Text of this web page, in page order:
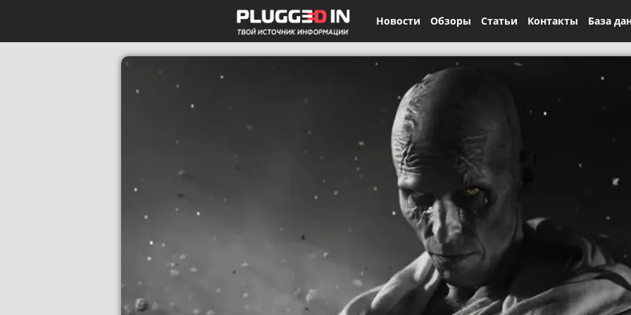
Новости Обзоры Статьи Контакты База